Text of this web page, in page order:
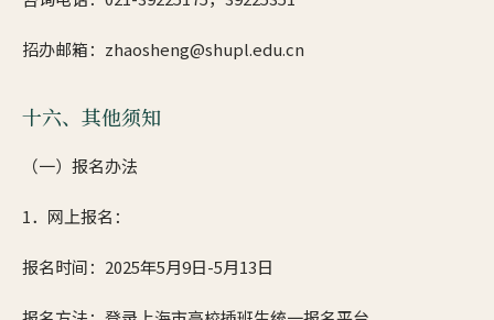
招办邮箱：zhaosheng@shupl.edu.cn
十六、其他须知
（一）报名办法
1．网上报名：
报名时间：2025年5月9日-5月13日